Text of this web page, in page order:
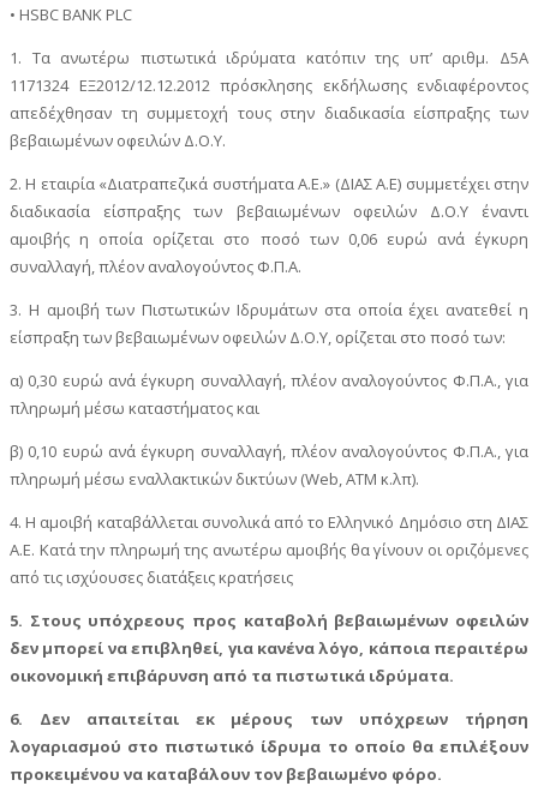
• HSBC BANK PLC
1. Τα ανωτέρω πιστωτικά ιδρύματα κατόπιν της υπ’ αριθμ. Δ5Α
1171324 ΕΞ2012/12.12.2012 πρόσκλησης εκδήλωσης ενδιαφέροντος
απεδέχθησαν τη συμμετοχή τους στην διαδικασία είσπραξης των
βεβαιωμένων οφειλών Δ.Ο.Υ.
2. Η εταιρία «Διατραπεζικά συστήματα Α.Ε.» (ΔΙΑΣ Α.Ε) συμμετέχει στην
διαδικασία είσπραξης των βεβαιωμένων οφειλών Δ.Ο.Υ έναντι
αμοιβής η οποία ορίζεται στο ποσό των 0,06 ευρώ ανά έγκυρη
συναλλαγή, πλέον αναλογούντος Φ.Π.Α.
3. Η αμοιβή των Πιστωτικών Ιδρυμάτων στα οποία έχει ανατεθεί η
είσπραξη των βεβαιωμένων οφειλών Δ.Ο.Υ, ορίζεται στο ποσό των:
α) 0,30 ευρώ ανά έγκυρη συναλλαγή, πλέον αναλογούντος Φ.Π.Α., για
πληρωμή μέσω καταστήματος και
β) 0,10 ευρώ ανά έγκυρη συναλλαγή, πλέον αναλογούντος Φ.Π.Α., για
πληρωμή μέσω εναλλακτικών δικτύων (Web, ATM κ.λπ).
4. Η αμοιβή καταβάλλεται συνολικά από το Ελληνικό Δημόσιο στη ΔΙΑΣ
Α.Ε. Κατά την πληρωμή της ανωτέρω αμοιβής θα γίνουν οι οριζόμενες
από τις ισχύουσες διατάξεις κρατήσεις
5. Στους υπόχρεους προς καταβολή βεβαιωμένων οφειλών
δεν μπορεί να επιβληθεί, για κανένα λόγο, κάποια περαιτέρω
οικονομική επιβάρυνση από τα πιστωτικά ιδρύματα.
6. Δεν απαιτείται εκ μέρους των υπόχρεων τήρηση
λογαριασμού στο πιστωτικό ίδρυμα το οποίο θα επιλέξουν
προκειμένου να καταβάλουν τον βεβαιωμένο φόρο.